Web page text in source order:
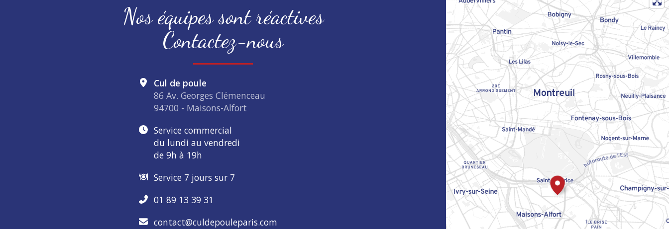
Nos équipes sont réactives
Contactez-nous
Cul de poule
86 Av. Georges Clémenceau
94700 - Maisons-Alfort
Service commercial
du lundi au vendredi
de 9h à 19h
Service 7 jours sur 7
01 89 13 39 31
contact@culdepouleparis.com